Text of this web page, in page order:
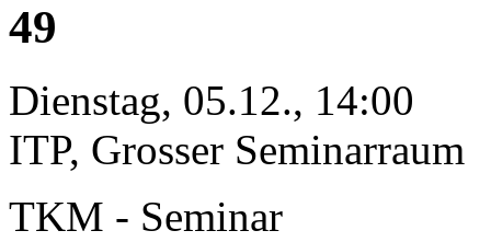
49
Dienstag, 05.12., 14:00
ITP, Grosser Seminarraum
TKM - Seminar